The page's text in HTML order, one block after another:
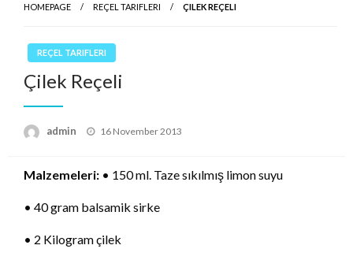
HOMEPAGE REÇEL TARIFLERI ÇILEK REÇELI
REÇEL TARIFLERI
Çilek Reçeli
admin
Posted
16 November 2013
Malzemeleri: • 150 ml. Taze sıkılmış limon suyu
• 40 gram balsamik sirke
• 2 Kilogram çilek